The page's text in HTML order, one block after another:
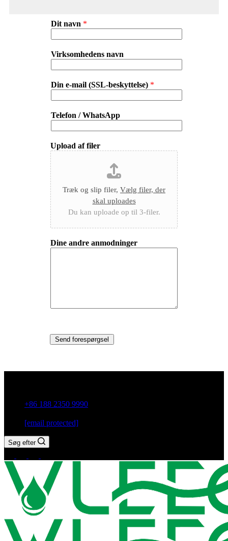
Dit navn *
Virksomhedens navn
Din e-mail (SSL-beskyttelse) *
Telefon / WhatsApp
Upload af filer
Træk og slip filer, Vælg filer, der
skal uploades
Du kan uploade op til 3-filer.
Dine andre anmodninger
Send forespørgsel
+86 188 2350 9990
[email protected]
Søg efter